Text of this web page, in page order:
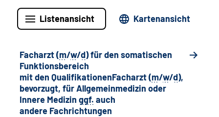
Listenansicht Kartenansicht
Facharzt (m/w/d) für den somatischen
Funktionsbereich
mit den QualifikationenFacharzt (m/w/d),
bevorzugt, für Allgemeinmedizin oder
Innere Medizin ggf. auch
andere Fachrichtungen